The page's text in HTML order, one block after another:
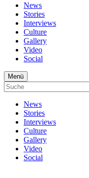
News
Stories
Interviews
Culture
Gallery
Video
Social
Menü
News
Stories
Interviews
Culture
Gallery
Video
Social